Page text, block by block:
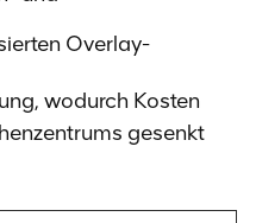
Overlay-
wodurch Kosten
gesenkt